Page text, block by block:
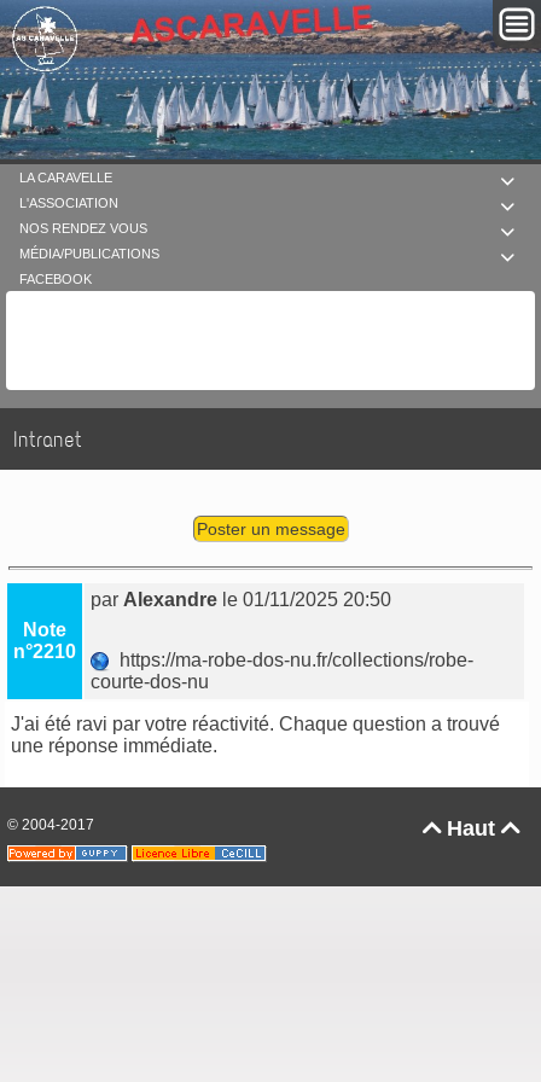

LA CARAVELLE

L'ASSOCIATION

NOS RENDEZ VOUS

MÉDIA/PUBLICATIONS
FACEBOOK
Intranet
Poster un message
Note
n°2210
par Alexandre le 01/11/2025 20:50
https://ma-robe-dos-nu.fr/collections/robe-
courte-dos-nu
J'ai été ravi par votre réactivité. Chaque question a trouvé
une réponse immédiate.
Haut 
© 2004-2017